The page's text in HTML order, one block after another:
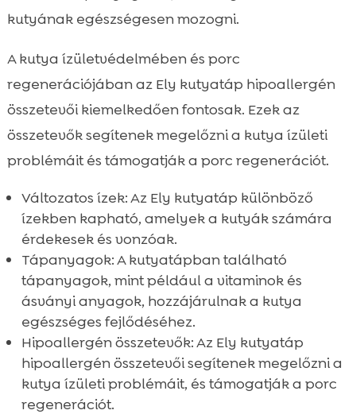
kutyának egészségesen mozogni.
A kutya ízületvédelmében és porc
regenerációjában az Ely kutyatáp hipoallergén
összetevői kiemelkedően fontosak. Ezek az
összetevők segítenek megelőzni a kutya ízületi
problémáit és támogatják a porc regenerációt.
Változatos ízek: Az Ely kutyatáp különböző
ízekben kapható, amelyek a kutyák számára
érdekesek és vonzóak.
Tápanyagok: A kutyatápban található
tápanyagok, mint például a vitaminok és
ásványi anyagok, hozzájárulnak a kutya
egészséges fejlődéséhez.
Hipoallergén összetevők: Az Ely kutyatáp
hipoallergén összetevői segítenek megelőzni a
kutya ízületi problémáit, és támogatják a porc
regenerációt.